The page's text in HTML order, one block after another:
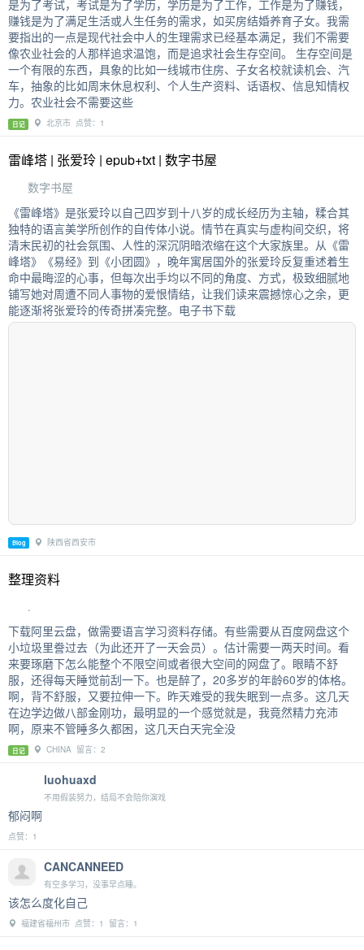
是为了考试，考试是为了学历，学历是为了工作，工作是为了赚钱，
赚钱是为了满足生活或人生任务的需求，如买房结婚养育子女。我需
要指出的一点是现代社会中人的生理需求已经基本满足，我们不需要
像农业社会的人那样追求温饱，而是追求社会生存空间。 生存空间是
一个有限的东西，具象的比如一线城市住房、子女名校就读机会、汽
车，抽象的比如周末休息权利、个人生产资料、话语权、信息知情权
力。农业社会不需要这些
日记 北京市 点赞：1
雷峰塔 | 张爱玲 | epub+txt | 数字书屋
数字书屋
《雷峰塔》是张爱玲以自己四岁到十八岁的成长经历为主轴，糅合其
独特的语言美学所创作的自传体小说。情节在真实与虚构间交织，将
清末民初的社会氛围、人性的深沉阴暗浓缩在这个大家族里。从《雷
峰塔》《易经》到《小团圆》，晚年寓居国外的张爱玲反复重述着生
命中最晦涩的心事，但每次出手均以不同的角度、方式，极致细腻地
铺写她对周遭不同人事物的爱恨情结，让我们读来震撼惊心之余，更
能逐渐将张爱玲的传奇拼凑完整。电子书下载
Blog 陕西省西安市
整理资料
.
下载阿里云盘，做需要语言学习资料存储。有些需要从百度网盘这个
小垃圾里誊过去（为此还开了一天会员）。估计需要一两天时间。看
来要琢磨下怎么能整个不限空间或者很大空间的网盘了。眼睛不舒
服，还得每天睡觉前刮一下。也是醉了，20多岁的年龄60岁的体格。
啊，背不舒服，又要拉伸一下。昨天难受的我失眠到一点多。这几天
在边学边做八部金刚功，最明显的一个感觉就是，我竟然精力充沛
啊，原来不管睡多久都困，这几天白天完全没
日记 CHINA 留言：2
luohuaxd
不用假装努力，结局不会陪你演戏
郁闷啊
点赞：1
CANCANNEED
有空多学习，没事早点睡。
该怎么度化自己
福建省福州市 点赞：1 留言：1